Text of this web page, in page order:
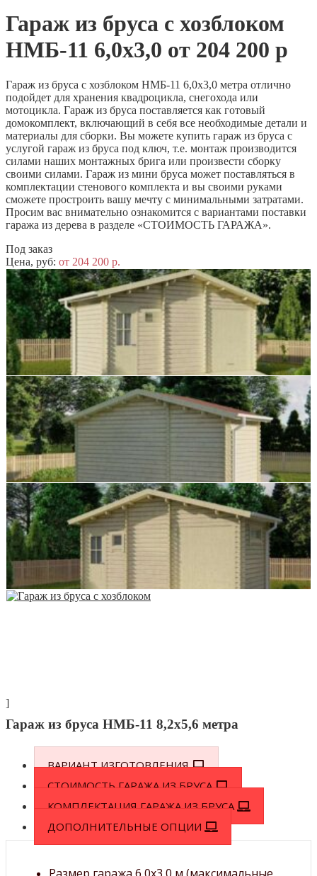
Гараж из бруса с хозблоком
НМБ-11 6,0х3,0 от 204 200 р
Гараж из бруса с хозблоком НМБ-11 6,0х3,0 метра отлично
подойдет для хранения квадроцикла, снегохода или
мотоцикла. Гараж из бруса поставляется как готовый
домокомплект, включающий в себя все необходимые детали и
материалы для сборки. Вы можете купить гараж из бруса с
услугой гараж из бруса под ключ, т.е. монтаж производится
силами наших монтажных брига или произвести сборку
своими силами. Гараж из мини бруса может поставляться в
комплектации стенового комплекта и вы своими руками
сможете простроить вашу мечту с минимальными затратами.
Просим вас внимательно ознакомится с вариантами поставки
гаража из дерева в разделе «СТОИМОСТЬ ГАРАЖА».
Под заказ
Цена, руб: от 204 200 р.
]
Гараж из бруса НМБ-11 8,2х5,6 метра
ВАРИАНТ ИЗГОТОВЛЕНИЯ
СТОИМОСТЬ ГАРАЖА ИЗ БРУСА
КОМПЛЕКТАЦИЯ ГАРАЖА ИЗ БРУСА
ДОПОЛНИТЕЛЬНЫЕ ОПЦИИ